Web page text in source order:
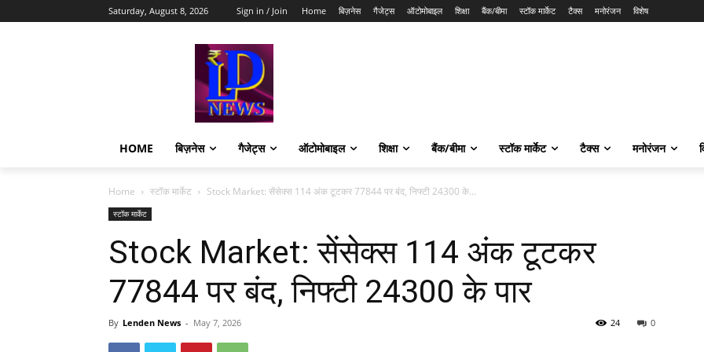
Saturday, August 8, 2026 Sign in / Join Home बिज़नेस गैजेट्स ऑटोमोबाइल शिक्षा बैंक/बीमा स्टॉक मार्केट टैक्स मनोरंजन विशेष
HOME बिज़नेस गैजेट्स ऑटोमोबाइल शिक्षा बैंक/बीमा स्टॉक मार्केट टैक्स मनोरंजन
Home स्टॉक मार्केट Stock Market: सेंसेक्स 114 अंक टूटकर 77844 पर बंद, निफ्टी 24300 के...
स्टॉक मार्केट
Stock Market: सेंसेक्स 114 अंक टूटकर
77844 पर बंद, निफ्टी 24300 के पार
By Lenden News - May 7, 2026 0
24